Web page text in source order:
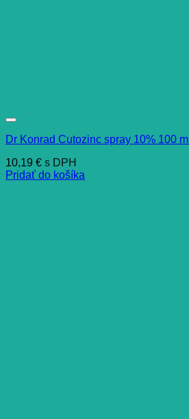
Dr Konrad Cutozinc spray 10% 100 ml
10,19 € s DPH
Pridať do košíka